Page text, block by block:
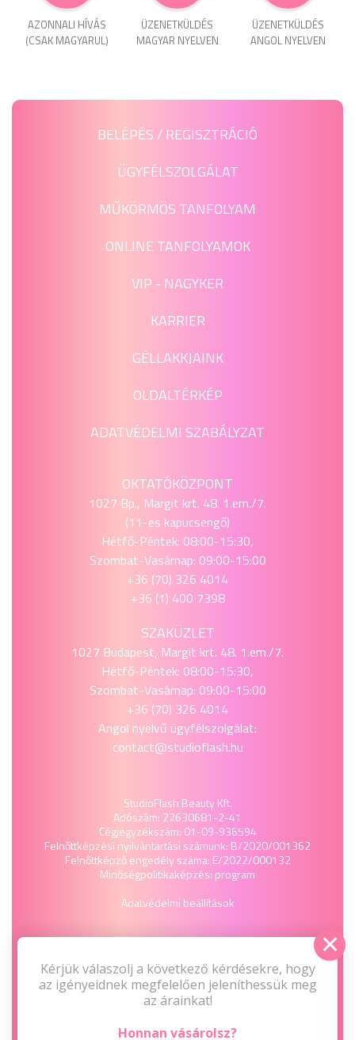
AZONNALI HÍVÁS
(CSAK MAGYARUL)
ÜZENET­KÜLDÉS
MAGYAR NYELVEN
ÜZENET­KÜLDÉS
ANGOL NYELVEN
BELÉPÉS / REGISZTRÁCIÓ
ÜGYFÉLSZOLGÁLAT
MŰKÖRMÖS TANFOLYAM
ONLINE TANFOLYAMOK
VIP - NAGYKER
KARRIER
GÉLLAKKJAINK
OLDALTÉRKÉP
ADATVÉDELMI SZABÁLYZAT
OKTATÓKÖZPONT
1027 Bp., Margit krt. 48. 1.em./7.
(11-es kapucsengő)
Hétfő-Péntek: 08:00-15:30,
Szombat-Vasárnap: 09:00-15:00
+36 (70) 326 4014
+36 (1) 400 7398
SZAKÜZLET
1027 Budapest, Margit krt. 48. 1.em./7.
Hétfő-Péntek: 08:00-15:30,
Szombat-Vasárnap: 09:00-15:00
+36 (70) 326 4014
Angol nyelvű ügyfélszolgálat:
contact@studioflash.hu
StudioFlash Beauty Kft.
Adószám: 22630681-2-41
Cégjegyzékszám: 01-09-936594
Felnőttképzési nyilvántartási számunk: B/2020/001362
Felnőttképző engedély száma: E/2022/000132
Minőségpolitikaképzési program
Adatvédelmi beállítások
Kérjük válaszolj a következő kérdésekre, hogy
az igényeidnek megfelelően jeleníthessük meg
az árainkat!
Honnan vásárolsz?